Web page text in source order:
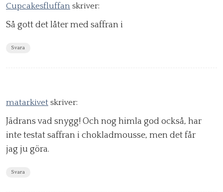
Cupcakesfluffan skriver:
Så gott det låter med saffran i
Svara
matarkivet skriver:
Jädrans vad snygg! Och nog himla god också, har
inte testat saffran i chokladmousse, men det får
jag ju göra.
Svara